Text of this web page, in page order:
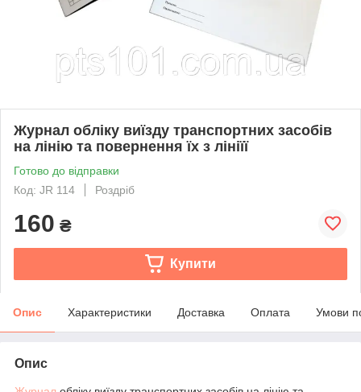
Журнал обліку виїзду транспортних засобів
на лінію та повернення їх з лініїї
Готово до відправки
Код: JR 114
Роздріб
160 ₴
Купити
Опис Характеристики Доставка Оплата Умови
Опис